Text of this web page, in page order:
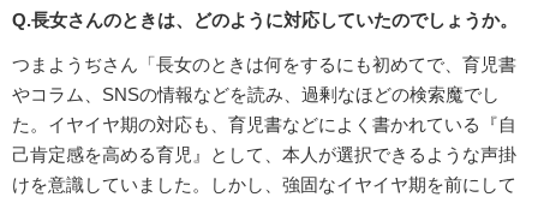
Q.長女さんのときは、どのように対応していたのでしょうか。
つまようぢさん「長女のときは何をするにも初めてで、育児書
やコラム、SNSの情報などを読み、過剰なほどの検索魔でし
た。イヤイヤ期の対応も、育児書などによく書かれている『自
己肯定感を高める育児』として、本人が選択できるような声掛
けを意識していました。しかし、強固なイヤイヤ期を前にして